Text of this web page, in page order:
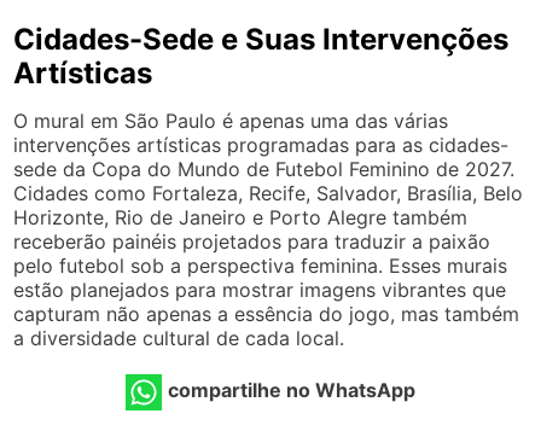
Cidades-Sede e Suas Intervenções
Artísticas
O mural em São Paulo é apenas uma das várias
intervenções artísticas programadas para as cidades-
sede da Copa do Mundo de Futebol Feminino de 2027.
Cidades como Fortaleza, Recife, Salvador, Brasília, Belo
Horizonte, Rio de Janeiro e Porto Alegre também
receberão painéis projetados para traduzir a paixão
pelo futebol sob a perspectiva feminina. Esses murais
estão planejados para mostrar imagens vibrantes que
capturam não apenas a essência do jogo, mas também
a diversidade cultural de cada local.
compartilhe no WhatsApp